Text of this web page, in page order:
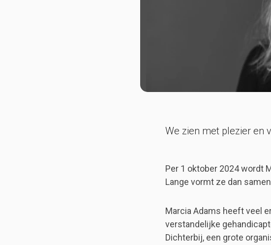
We zien met plezier en
Per 1 oktober 2024 wordt
Lange vormt ze dan
Marcia Adams heeft veel
verstandelijke
Dichterbij, een grote